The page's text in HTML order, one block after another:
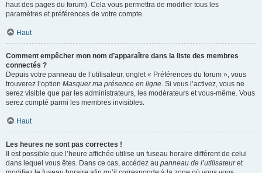
haut des pages du forum). Cela vous permettra de modifier tous les
paramètres et préférences de votre compte.
Haut
Comment empêcher mon nom d’apparaître dans la liste des membres
connectés ?
Depuis votre panneau de l’utilisateur, onglet « Préférences du forum », vous
trouverez l’option Masquer ma présence en ligne. Si vous l’activez, vous ne
serez visible que par les administrateurs, les modérateurs et vous-même. Vous
serez compté parmi les membres invisibles.
Haut
Les heures ne sont pas correctes !
Il est possible que l’heure affichée utilise un fuseau horaire différent de celui
dans lequel vous êtes. Dans ce cas, accédez au panneau de l’utilisateuret